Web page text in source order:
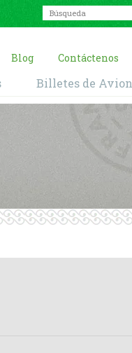
Blog Contáctenos
Billetes de Avion